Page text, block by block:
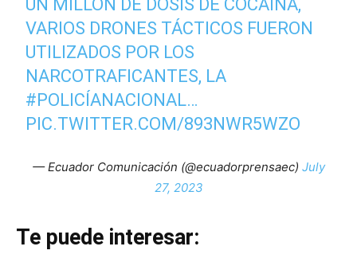
UN MILLÓN DE DOSIS DE COCAÍNA,
VARIOS DRONES TÁCTICOS FUERON
UTILIZADOS POR LOS
NARCOTRAFICANTES, LA
#POLICÍANACIONAL…
PIC.TWITTER.COM/893NWR5WZO
— Ecuador Comunicación (@ecuadorprensaec) July
27, 2023
Te puede interesar: